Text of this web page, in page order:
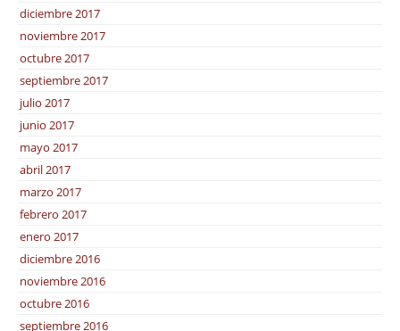
diciembre 2017
noviembre 2017
octubre 2017
septiembre 2017
julio 2017
junio 2017
mayo 2017
abril 2017
marzo 2017
febrero 2017
enero 2017
diciembre 2016
noviembre 2016
octubre 2016
septiembre 2016